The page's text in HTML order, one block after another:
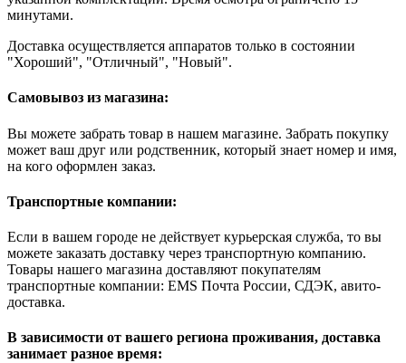
минутами.
Доставка осуществляется аппаратов только в состоянии
"Хороший", "Отличный", "Новый".
Самовывоз из магазина:
Вы можете забрать товар в нашем магазине. Забрать покупку
может ваш друг или родственник, который знает номер и имя,
на кого оформлен заказ.
Транспортные компании:
Если в вашем городе не действует курьерская служба, то вы
можете заказать доставку через транспортную компанию.
Товары нашего магазина доставляют покупателям
транспортные компании: EMS Почта России, СДЭК, авито-
доставка.
В зависимости от вашего региона проживания, доставка
занимает разное время: